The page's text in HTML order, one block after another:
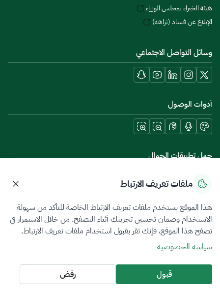
هيئة الخبراء بمجلس الوزراء
الإبلاغ عن فساد (نزاهة)
وسائل التواصل الاجتماعي
أدوات الوصول
حمل تطبيقات الجوال
سياسة الخصوصيةشروط الاستخدامخريطة الموقع
جميع الحقوق محفوظة 2026 © ZATCA.GOV.SA
تم تطويره وصيانته بواسطة هيئة الزكاة والضريبة والجمارك
آخر تحديث للموقع في
ملفات تعريف الارتباط
هذا الموقع يستخدم ملفات تعريف الارتباط الخاصة للتأكد من سهولة
الاستخدام وضمان تحسين تجربتك أثناء التصفح. من خلال الاستمرار في
تصفح هذا الموقع، فإنك تقر بقبول استخدام ملفات تعريف الارتباط.
سياسة الخصوصية
قبول رفض